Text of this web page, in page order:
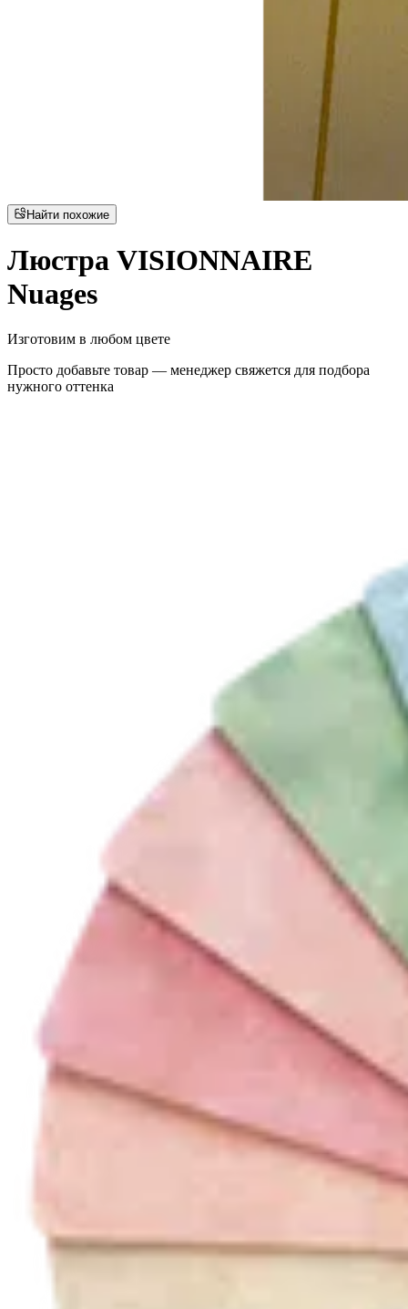
Найти похожие
Люстра VISIONNAIRE
Nuages
Изготовим в любом цвете
Просто добавьте товар — менеджер свяжется для подбора
нужного оттенка